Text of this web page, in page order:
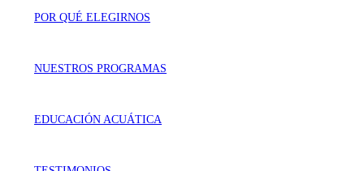
POR QUÉ ELEGIRNOS
NUESTROS PROGRAMAS
EDUCACIÓN ACUÁTICA